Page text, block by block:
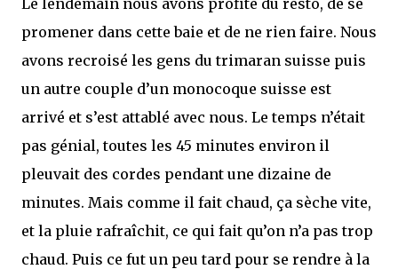
promener dans cette baie et de ne rien faire. Nous
avons recroisé les gens du trimaran suisse puis
un autre couple d’un monocoque suisse est
arrivé et s’est attablé avec nous. Le temps n’était
pas génial, toutes les 45 minutes environ il
pleuvait des cordes pendant une dizaine de
minutes. Mais comme il fait chaud, ça sèche vite,
et la pluie rafraîchit, ce qui fait qu’on n’a pas trop
chaud. Puis ce fut un peu tard pour se rendre à la